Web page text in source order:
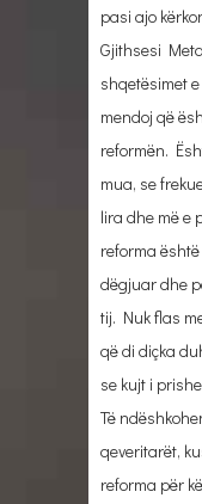
pasi ajo
Gjithsesi
shqetësimet
mendoj që
reformën.
mua, se
lira dhe më e
reforma
dëgjuar dhe
tij. Nuk flas
që di diçka
se kujt i
Të
qeveritarët,
reforma për